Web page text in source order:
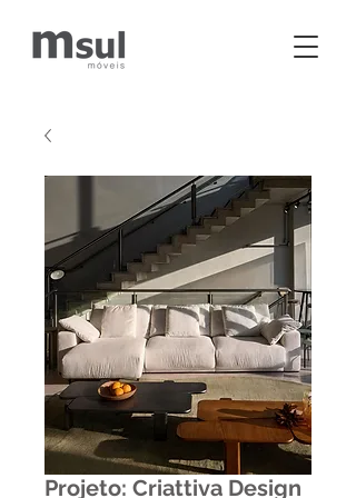
Projeto: Criattiva Design